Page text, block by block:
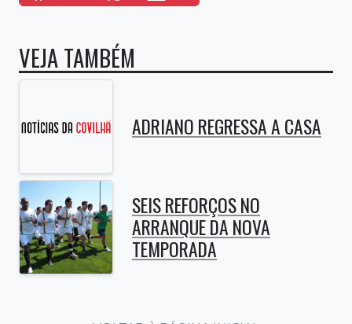
VEJA TAMBÉM
ADRIANO REGRESSA A CASA
SEIS REFORÇOS NO
ARRANQUE DA NOVA
TEMPORADA